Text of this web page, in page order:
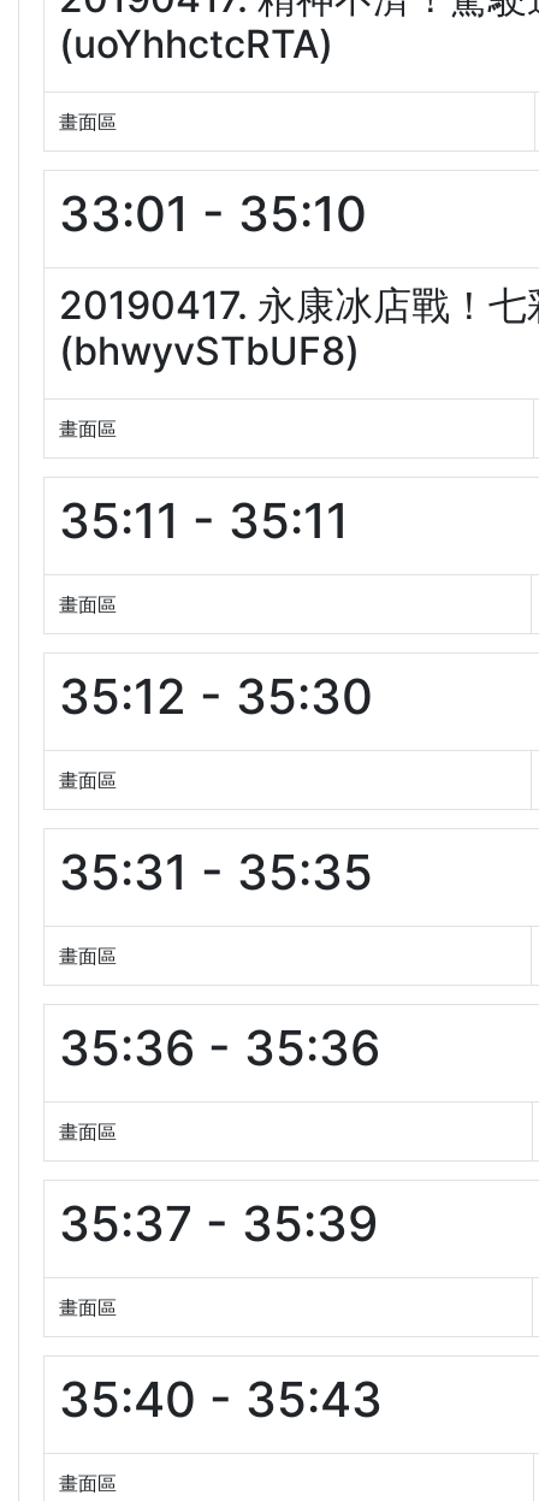
(uoYhhctcRTA)
畫面區
33:01 - 35:10
20190417. 永康冰店戰！
(bhwyvSTbUF8)
畫面區
35:11 - 35:11
畫面區
35:12 - 35:30
畫面區
35:31 - 35:35
畫面區
35:36 - 35:36
畫面區
35:37 - 35:39
畫面區
35:40 - 35:43
畫面區